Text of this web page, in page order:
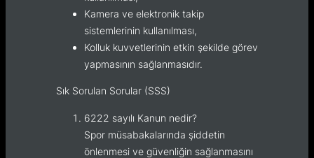
Kamera ve elektronik takip
sistemlerinin kullanılması,
Kolluk kuvvetlerinin etkin şekilde görev
yapmasının sağlanmasıdır.
Sık Sorulan Sorular (SSS)
6222 sayılı Kanun nedir?
Spor müsabakalarında şiddetin
önlenmesi ve güvenliğin sağlanmasını